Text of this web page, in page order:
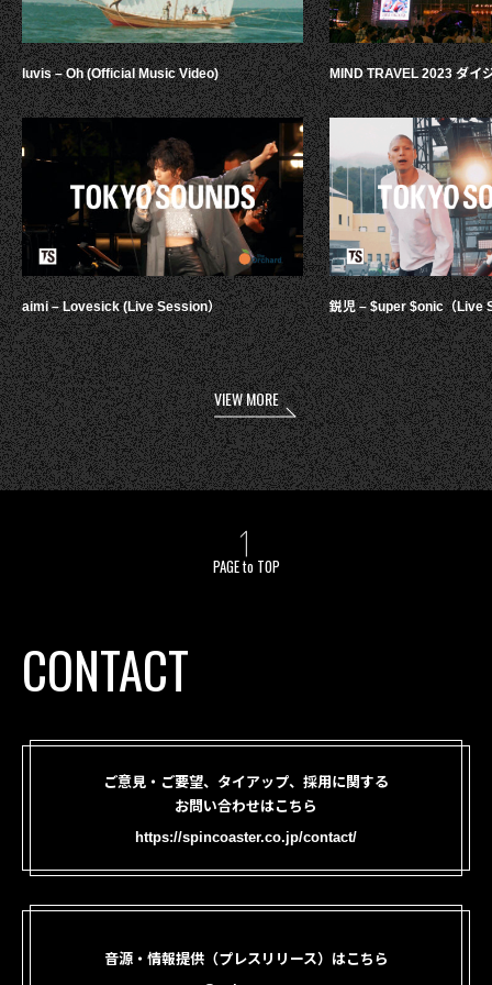
luvis – Oh (Official Music Video)
aimi – Lovesick (Live Session）
MIND TRAVEL 2023 ダイ
鋭児 – $uper $onic（Live
VIEW MORE
PAGE to TOP
CONTACT
ご意見・ご要望、タイアップ、採用に関する
お問い合わせはこちら
https://spincoaster.co.jp/contact/
音源・情報提供（プレスリリース）はこちら